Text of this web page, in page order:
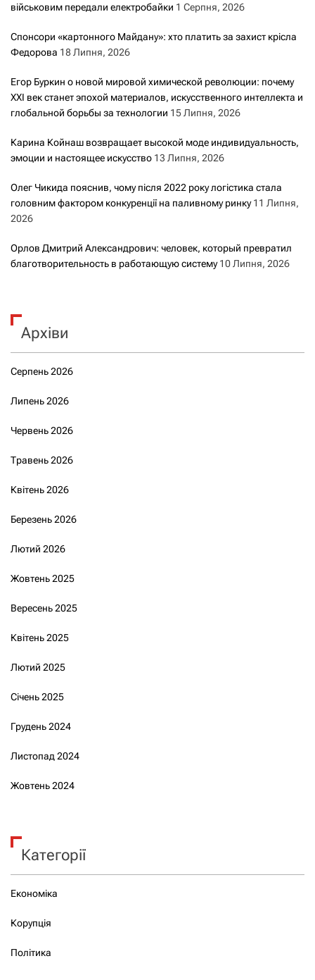
військовим передали електробайки 1 Серпня, 2026
Спонсори «картонного Майдану»: хто платить за захист крісла
Федорова 18 Липня, 2026
Егор Буркин о новой мировой химической революции: почему
XXI век станет эпохой материалов, искусственного интеллекта и
глобальной борьбы за технологии 15 Липня, 2026
Карина Койнаш возвращает высокой моде индивидуальность,
эмоции и настоящее искусство 13 Липня, 2026
Олег Чикида пояснив, чому після 2022 року логістика стала
головним фактором конкуренції на паливному ринку 11 Липня,
2026
Орлов Дмитрий Александрович: человек, который превратил
благотворительность в работающую систему 10 Липня, 2026
Архіви
Серпень 2026
Липень 2026
Червень 2026
Травень 2026
Квітень 2026
Березень 2026
Лютий 2026
Жовтень 2025
Вересень 2025
Квітень 2025
Лютий 2025
Січень 2025
Грудень 2024
Листопад 2024
Жовтень 2024
Категорії
Економіка
Корупція
Політика